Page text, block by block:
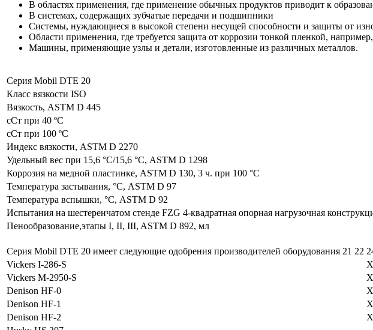
В областях применения, где применение обычных продуктов приводит к
В системах, содержащих зубчатые передачи и подшипники
Системы, нуждающиеся в высокой степени несущей способности и защиты от
Области применения, где требуется защита от коррозии тонкой пленкой,
Машины, применяющие узлы и детали, изготовленные из различных металлов.
Серия Mobil DTE 20
Класс вязкости ISO
Вязкость, ASTM D 445
сСт при 40 ºC
сСт при 100 ºC
Индекс вязкости, ASTM D 2270
Удельный вес при 15,6 °С/15,6 °С, ASTM D 1298
Коррозия на медной пластинке, ASTM D 130, 3 ч. при 100 °С
Температура застывания, °С, ASTM D 97
Температура вспышки, °С, ASTM D 92
Испытания на шестеренчатом стенде FZG 4-квадратная опорная нагрузочная
Пенообразование,этапы I, II, III, ASTM D 892, мл
Серия Mobil DTE 20 имеет следующие одобрения производителей оборудования 21 22
Vickers I-286-S
X
Vickers M-2950-S
X
Denison HF-0
X
Denison HF-1
X
Denison HF-2
X